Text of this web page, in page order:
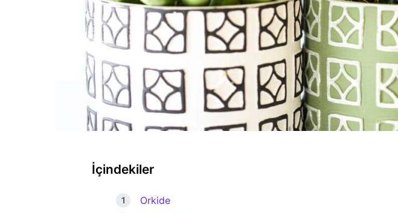
İçindekiler
Orkide